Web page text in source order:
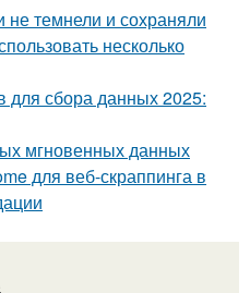
не темнели и сохраняли
несколько
для сбора данных 2025:
мгновенных данных
для веб-скраппинга в